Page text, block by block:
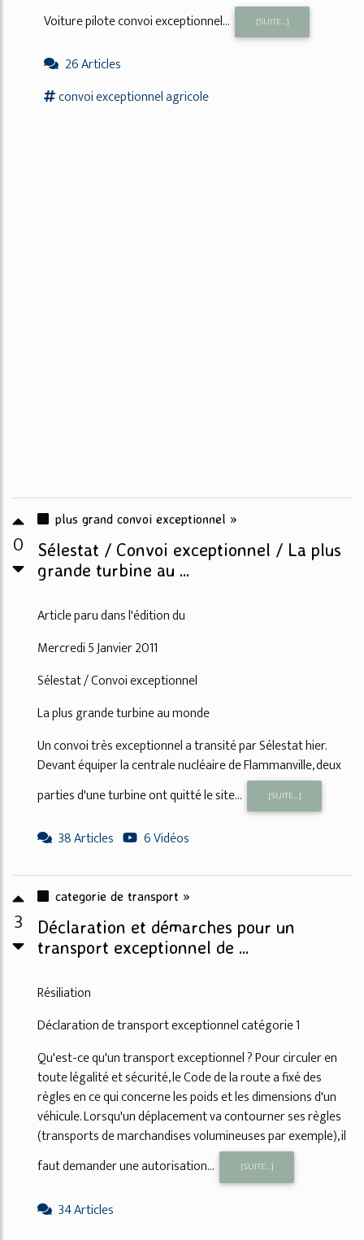
Voiture pilote convoi exceptionnel...
[SUITE...]
26 Articles
convoi exceptionnel agricole
0
plus grand convoi exceptionnel »
Sélestat / Convoi exceptionnel / La plus
grande turbine au ...
Article paru dans l'édition du
Mercredi 5 Janvier 2011
Sélestat / Convoi exceptionnel
La plus grande turbine au monde
Un convoi très exceptionnel a transité par Sélestat hier.
Devant équiper la centrale nucléaire de Flammanville, deux
parties d'une turbine ont quitté le site...
[SUITE...]
38 Articles 6 Vidéos
3
categorie de transport »
Déclaration et démarches pour un
transport exceptionnel de ...
Résiliation
Déclaration de transport exceptionnel catégorie 1
Qu'est-ce qu'un transport exceptionnel ? Pour circuler en
toute légalité et sécurité, le Code de la route a fixé des
règles en ce qui concerne les poids et les dimensions d'un
véhicule. Lorsqu'un déplacement va contourner ses règles
(transports de marchandises volumineuses par exemple), il
faut demander une autorisation...
[SUITE...]
34 Articles